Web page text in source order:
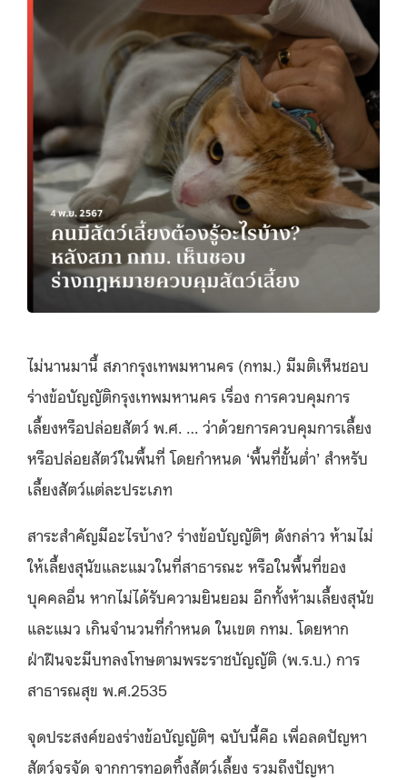
ไม่นานมานี้ สภากรุงเทพมหานคร (กทม.) มีมติเห็นชอบ
ร่างข้อบัญญัติกรุงเทพมหานคร เรื่อง การควบคุมการ
เลี้ยงหรือปล่อยสัตว์ พ.ศ. … ว่าด้วยการควบคุมการเลี้ยง
หรือปล่อยสัตว์ในพื้นที่ โดยกำหนด ‘พื้นที่ขั้นต่ำ’ สำหรับ
เลี้ยงสัตว์แต่ละประเภท
สาระสำคัญมีอะไรบ้าง? ร่างข้อบัญญัติฯ ดังกล่าว ห้ามไม่
ให้เลี้ยงสุนัขและแมวในที่สาธารณะ หรือในพื้นที่ของ
บุคคลอื่น หากไม่ได้รับความยินยอม อีกทั้งห้ามเลี้ยงสุนัข
และแมว เกินจำนวนที่กำหนด ในเขต กทม. โดยหาก
ฝ่าฝืนจะมีบทลงโทษตามพระราชบัญญัติ (พ.ร.บ.) การ
สาธารณสุข พ.ศ.2535
จุดประสงค์ของร่างข้อบัญญัติฯ ฉบับนี้คือ เพื่อลดปัญหา
สัตว์จรจัด จากการทอดทิ้งสัตว์เลี้ยง รวมถึงปัญหา